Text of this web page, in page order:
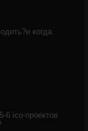
когда
6 ico-проектов